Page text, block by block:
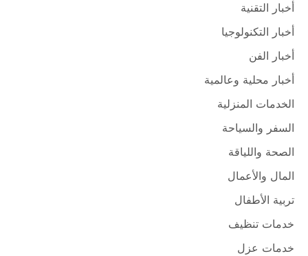
أخبار التقنية
أخبار التكنولوجيا
أخبار الفن
أخبار محلية وعالمية
الخدمات المنزلية
السفر والسياحة
الصحة واللياقة
المال والأعمال
تربية الأطفال
خدمات تنظيف
خدمات عزل